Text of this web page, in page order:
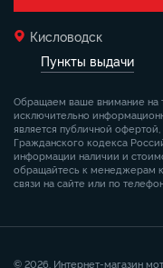
Кисловодск
Пункты выдачи
Обращаем ваше внимание на
исключительно
является публичной
Гражданского кодекса
информации наличии и
обращайтесь к менеджерам
связи на сайте или по
© 2026. Интернет-магазин